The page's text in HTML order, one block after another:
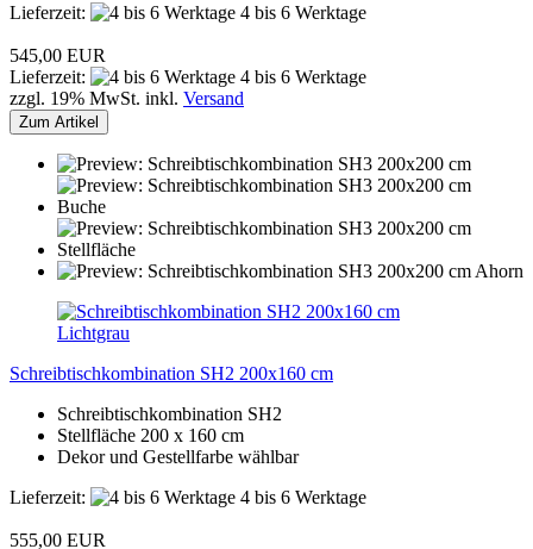
Lieferzeit:
4 bis 6 Werktage
545,00 EUR
Lieferzeit:
4 bis 6 Werktage
zzgl. 19% MwSt. inkl. Versand
Zum Artikel
Schreibtischkombination SH2 200x160 cm
Schreibtischkombination SH2
Stellfläche 200 x 160 cm
Dekor und Gestellfarbe wählbar
Lieferzeit:
4 bis 6 Werktage
555,00 EUR